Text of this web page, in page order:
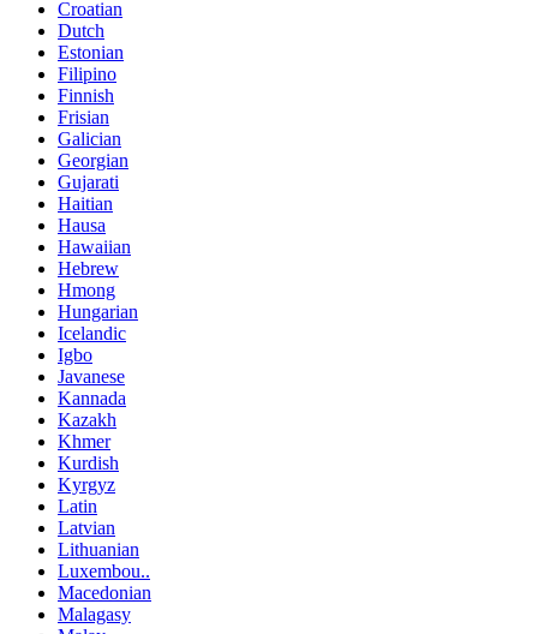
Croatian
Dutch
Estonian
Filipino
Finnish
Frisian
Galician
Georgian
Gujarati
Haitian
Hausa
Hawaiian
Hebrew
Hmong
Hungarian
Icelandic
Igbo
Javanese
Kannada
Kazakh
Khmer
Kurdish
Kyrgyz
Latin
Latvian
Lithuanian
Luxembou..
Macedonian
Malagasy